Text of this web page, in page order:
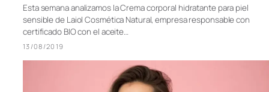
Esta semana analizamos la Crema corporal hidratante para piel
sensible de Laiol Cosmética Natural, empresa responsable con
certificado BIO con el aceite…
13/08/2019